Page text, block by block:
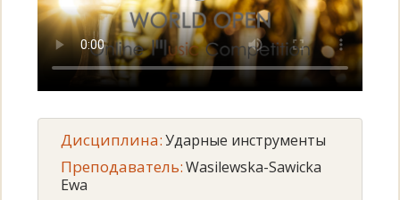
Дисциплина:Ударные инструменты
Преподаватель:Wasilewska-Sawicka
Ewa